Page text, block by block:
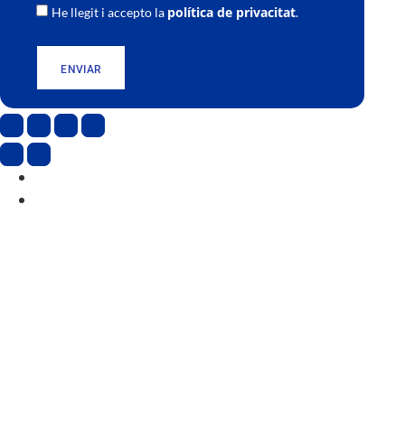
He llegit i accepto la política de privacitat.
ENVIAR